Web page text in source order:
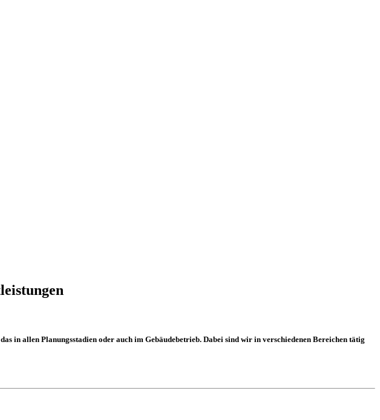
in allen Planungsstadien oder auch im Gebäudebetrieb. Dabei sind wir in verschiedenen Bereichen tätig